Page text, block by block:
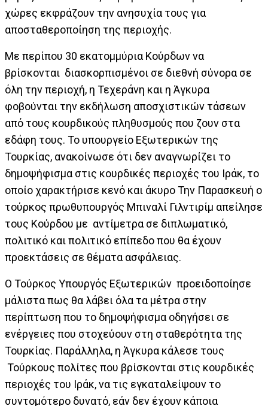
χώρες εκφράζουν την ανησυχία τους για
αποσταθεροποίηση της περιοχής.
Με περίπου 30 εκατομμύρια Κούρδων να
βρίσκονται διασκορπισμένοι σε διεθνή σύνορα σε
όλη την περιοχή, η Τεχεράνη και η Άγκυρα
φοβούνται την εκδήλωση αποσχιστικών τάσεων
από τους κουρδικούς πληθυσμούς που ζουν στα
εδάφη τους. Το υπουργείο Εξωτερικών της
Τουρκίας, ανακοίνωσε ότι δεν αναγνωρίζει το
δημοψήφισμα στις κουρδικές περιοχές του Ιράκ, το
οποίο χαρακτήρισε κενό και άκυρο Την Παρασκευή ο
τούρκος πρωθυπουργός Μπιναλί Γιλντιρίμ απείλησε
τους Κούρδου με αντίμετρα σε διπλωματικό,
πολιτικό και πολιτικό επίπεδο που θα έχουν
προεκτάσεις σε θέματα ασφάλειας.
Ο Τούρκος Υπουργός Εξωτερικών προειδοποίησε
μάλιστα πως θα λάβει όλα τα μέτρα στην
περίπτωση που το δημοψήφισμα οδηγήσει σε
ενέργειες που στοχεύουν στη σταθερότητα της
Τουρκίας. Παράλληλα, η Άγκυρα κάλεσε τους
Τούρκους πολίτες που βρίσκονται στις κουρδικές
περιοχές του Ιράκ, να τις εγκαταλείψουν το
συντομότερο δυνατό, εάν δεν έχουν κάποια